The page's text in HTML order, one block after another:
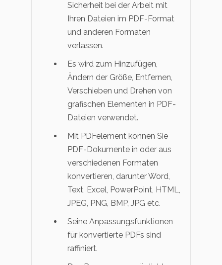
Sicherheit bei der Arbeit mit
Ihren Dateien im PDF-Format
und anderen Formaten
verlassen.
Es wird zum Hinzufügen,
Ändern der Größe, Entfernen,
Verschieben und Drehen von
grafischen Elementen in PDF-
Dateien verwendet.
Mit PDFelement können Sie
PDF-Dokumente in oder aus
verschiedenen Formaten
konvertieren, darunter Word,
Text, Excel, PowerPoint, HTML,
JPEG, PNG, BMP, JPG etc.
Seine Anpassungsfunktionen
für konvertierte PDFs sind
raffiniert.